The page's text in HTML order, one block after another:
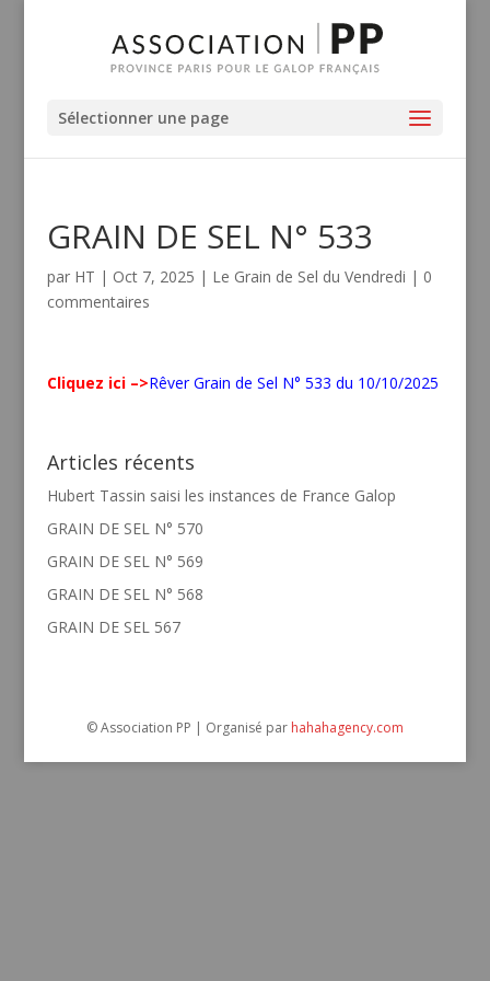
Sélectionner une page
GRAIN DE SEL N° 533
par HT | Oct 7, 2025 | Le Grain de Sel du Vendredi | 0
commentaires
Cliquez ici –>Rêver Grain de Sel N° 533 du 10/10/2025
Articles récents
Hubert Tassin saisi les instances de France Galop
GRAIN DE SEL N° 570
GRAIN DE SEL N° 569
GRAIN DE SEL N° 568
GRAIN DE SEL 567
© Association PP | Organisé par hahahagency.com